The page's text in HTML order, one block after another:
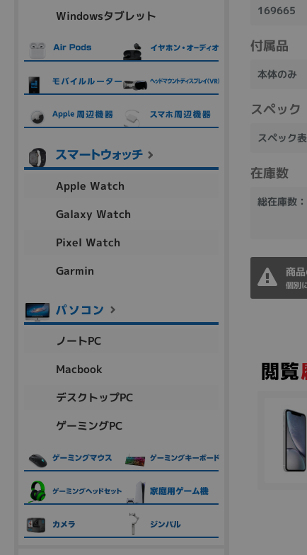
169665
付属品
本体のみ
スペック
スペック表
在庫数
総在庫数
商
個別
Windowsタブレット
Apple Watch
Galaxy Watch
Pixel Watch
Garmin
ノートPC
Macbook
デスクトップPC
ゲーミングPC
Webカメラ内蔵
ランク
商品状態の絞り込み
新品/未使用 中古 新品
MacOS
容量
~
円 ～
各項目のチェックボックスは「or検索」となります。